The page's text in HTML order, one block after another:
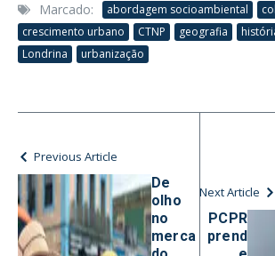
Marcado: abordagem socioambiental
crescimento urbano
CTNP geografia
Londrina
urbanização
Previous Article
De
olho
no
merca
Next Article
PCPR
prend